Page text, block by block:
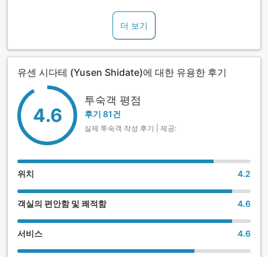
더 보기
유센 시다테 (Yusen Shidate)에 대한 유용한 후기
4.6
투숙객 평점
후기 81건
실제 투숙객 작성 후기 | 제공:
위치 4.2
객실의 편안함 및 쾌적함 4.6
서비스 4.6